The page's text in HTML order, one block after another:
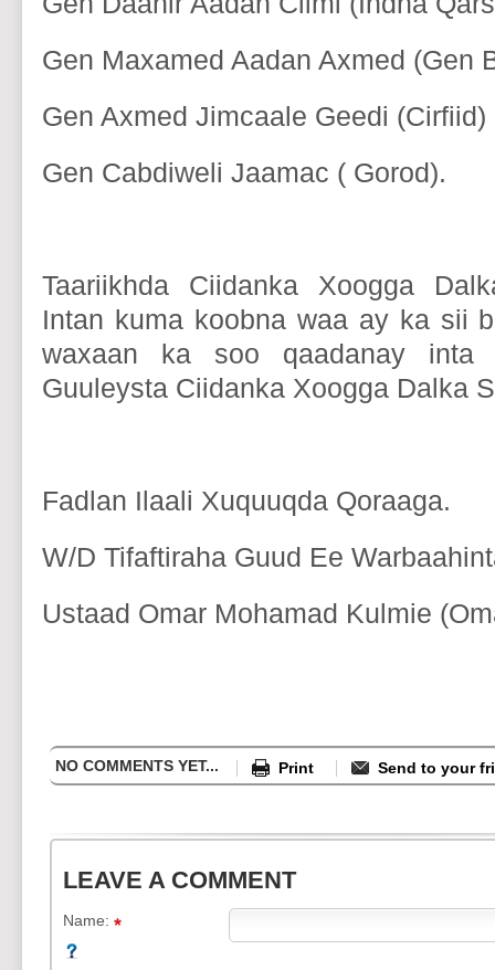
Gen Maxamed Aadan Axmed (Gen
Gen Axmed Jimcaale Geedi (Cirfiid)
Gen Cabdiweli Jaamac ( Gorod).
Taariikhda Ciidanka Xoogga
Intan kuma koobna waa ay ka sii
waxaan ka soo qaadanay inta
Guuleysta Ciidanka Xoogga Dalka
Fadlan Ilaali Xuquuqda Qoraaga.
W/D Tifaftiraha Guud Ee
Ustaad Omar Mohamad Kulmie
NO COMMENTS YET... Print Send to your
LEAVE A COMMENT
Name: